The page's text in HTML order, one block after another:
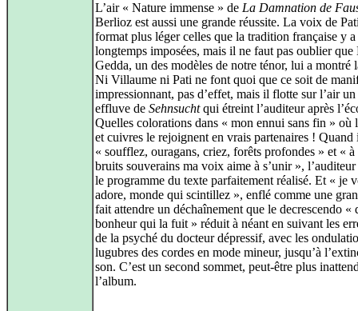
L’air « Nature immense » de La Damnation de
Berlioz est aussi une grande réussite. La voix de
format plus léger celles que la tradition française y a
longtemps imposées, mais il ne faut pas oublier
Gedda, un des modèles de notre ténor, lui a montré
Ni Villaume ni Pati ne font quoi que ce soit de
impressionnant, pas d’effet, mais il flotte sur l’air
effluve de Sehnsuchtqui étreint l’auditeur après
Quelles colorations dans « mon ennui sans fin » où
et cuivres le rejoignent en vrais partenaires ! Quand
« soufflez, ouragans, criez, forêts profondes » et « à
bruits souverains ma voix aime à s’unir »,
le programme du texte parfaitement réalisé. Et « je
adore, monde qui scintillez », enflé comme une
fait attendre un déchaînement que le decrescendo «
bonheur qui la fuit » réduit à néant en suivant les
de la psyché du docteur dépressif, avec les
lugubres des cordes en mode mineur, jusqu’à
son. C’est un second sommet, peut‑être plus
l’album.